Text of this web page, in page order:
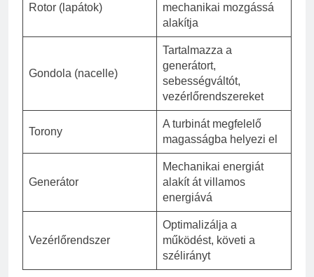
Rotor (lapátok)
mechanikai mozgássá
alakítja
Gondola (nacelle)
Tartalmazza a
generátort,
sebességváltót,
vezérlőrendszereket
Torony
A turbinát megfelelő
magasságba helyezi el
Generátor
Mechanikai energiát
alakít át villamos
energiává
Vezérlőrendszer
Optimalizálja a
működést, követi a
szélirányt